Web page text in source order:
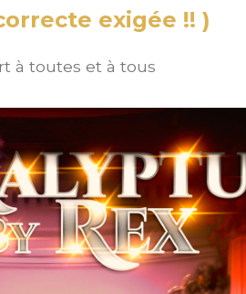
exigée !! )
à toutes et à tous